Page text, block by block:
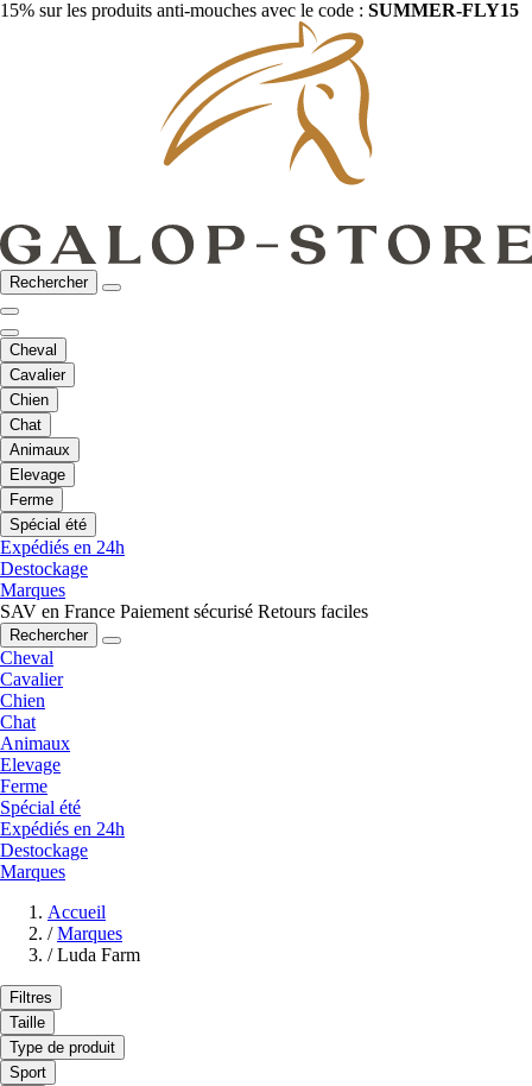
15% sur les produits anti-mouches avec le code : SUMMER-FLY15
Rechercher
Cheval
Cavalier
Chien
Chat
Animaux
Elevage
Ferme
Spécial été
Expédiés en 24h
Destockage
Marques
SAV en France Paiement sécurisé Retours faciles
Rechercher
Cheval
Cavalier
Chien
Chat
Animaux
Elevage
Ferme
Spécial été
Expédiés en 24h
Destockage
Marques
Accueil
/ Marques
/ Luda Farm
Filtres
Taille
Type de produit
Sport